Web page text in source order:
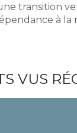
transition
à la
VUS